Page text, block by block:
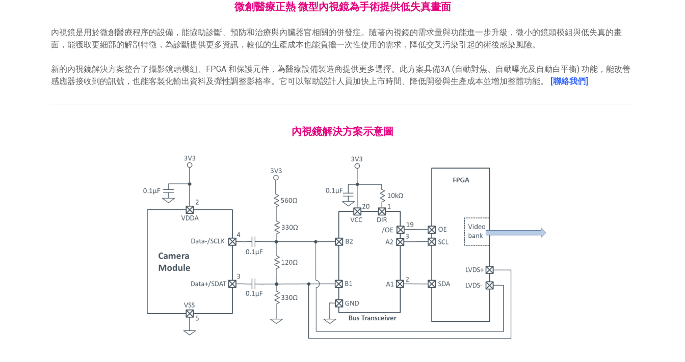
微創醫療正熱 微型內視鏡為手術提供低失真畫面
內視鏡是用於微創醫療程序的設備，能協助診斷、預防和治療與內臟器官相關的併發症。隨著內視鏡的需求量與功能進一步升級，微小的鏡頭模組與低失真的畫
面，能獲取更細部的解剖特徵，為診斷提供更多資訊，較低的生產成本也能負擔一次性使用的需求，降低交叉污染引起的術後感染風險。
新的內視鏡解決方案整合了攝影鏡頭模組、FPGA 和保護元件，為醫療設備製造商提供更多選擇。此方案具備3A (自動對焦、自動曝光及自動白平衡) 功能，能改善
感應器接收到的訊號，也能客製化輸出資料及彈性調整影格率。它可以幫助設計人員加快上市時間、降低開發與生產成本並增加整體功能。
[聯絡我們]
內視鏡解決方案示意圖